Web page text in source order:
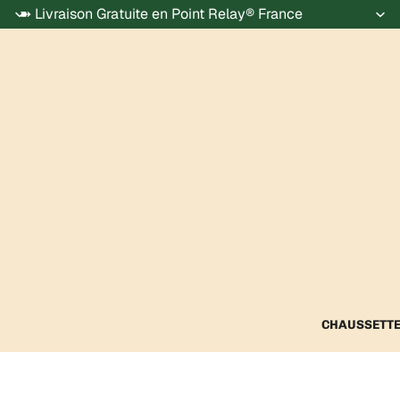
➽ Livraison Gratuite en Point Relay® France